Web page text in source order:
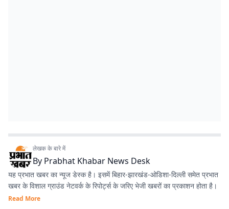
लेखक के बारे में
By Prabhat Khabar News Desk
यह प्रभात खबर का न्यूज डेस्क है। इसमें बिहार-झारखंड-ओडिशा-दिल्‍ली समेत प्रभात
खबर के विशाल ग्राउंड नेटवर्क के रिपोर्ट्स के जरिए भेजी खबरों का प्रकाशन होता है।
Read More